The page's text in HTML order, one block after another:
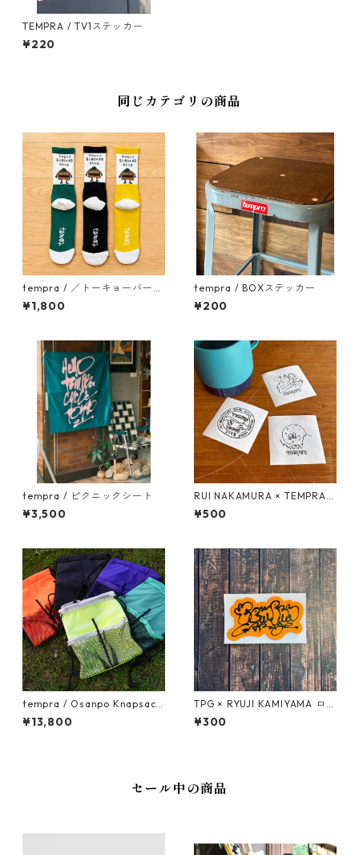
TEMPRA / TV1ステッカー
¥220
同じカテゴリの商品
tempra / ／トーキョーバーガ
ーズクラブ ソックス
¥1,800
tempra / BOXステッカー
¥200
tempra / ピクニックシート
¥3,500
RUI NAKAMURA × TEMPRA
ロゴ ステッカーSET
¥500
tempra / Osanpo Knapsack
2 (オサンポナップサック2)
¥13,800
TPG × RYUJI KAMIYAMA ロゴ
ステッカー（オレンジ）
¥300
セール中の商品